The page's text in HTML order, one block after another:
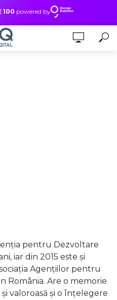
100 powered by
pentru Dezvoltare
iar din 2015 este și
Agențiilor pentru
România. Are o memorie
valoroasă și o înțelegere